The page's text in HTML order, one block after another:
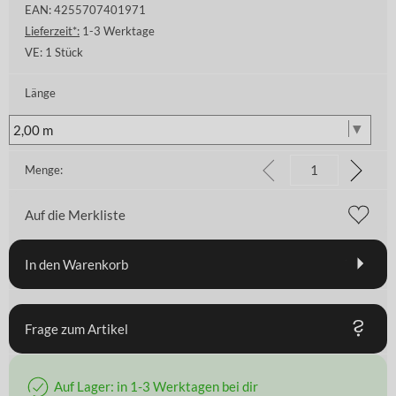
EAN: 4255707401971
Lieferzeit*: 1-3 Werktage
VE: 1 Stück
Länge
Menge:
Auf die Merkliste
In den Warenkorb
Frage zum Artikel
Auf Lager: in 1-3 Werktagen bei dir